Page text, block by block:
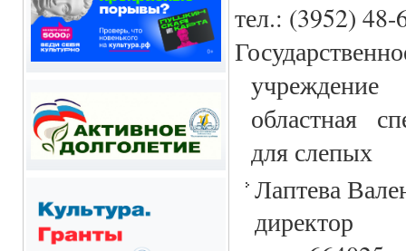
тел.: (3952) 48-
учреждение
областная
для слепых
Лаптева
директор